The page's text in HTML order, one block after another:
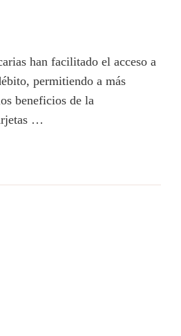
han facilitado el acceso a
permitiendo a más
beneficios de la
…